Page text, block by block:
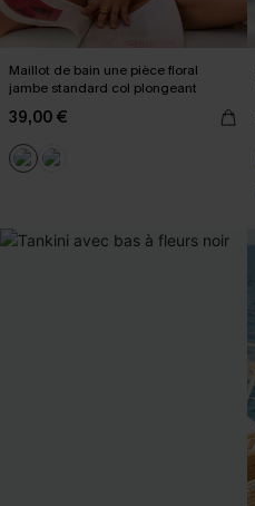
Maillot de bain une pièce floral
jambe standard col plongeant
39,00 €